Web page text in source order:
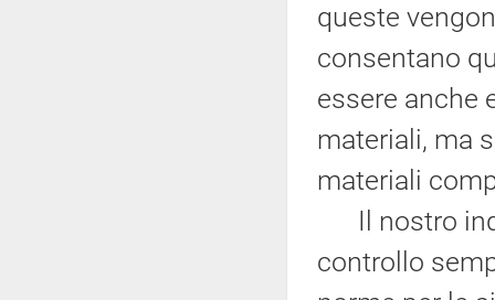
queste
consentano
essere anche
materiali, ma
materiali
Il nostro
controllo